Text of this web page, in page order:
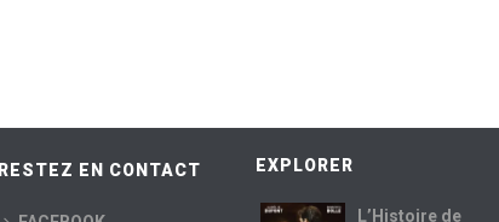
RESTEZ EN CONTACT EXPLORER
L’Histoire de